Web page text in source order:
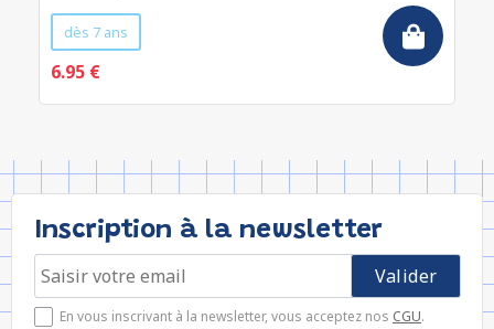
dès 7 ans
6.95 €
Inscription à la newsletter
En vous inscrivant à la newsletter, vous acceptez nos CGU.